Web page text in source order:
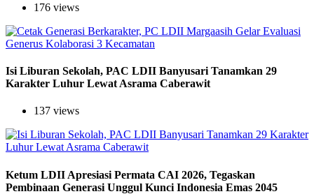
176 views
Isi Liburan Sekolah, PAC LDII Banyusari Tanamkan 29
Karakter Luhur Lewat Asrama Caberawit
137 views
Ketum LDII Apresiasi Permata CAI 2026, Tegaskan
Pembinaan Generasi Unggul Kunci Indonesia Emas 2045